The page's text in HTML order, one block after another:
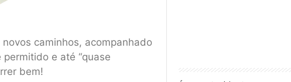
caminhos, acompanhado
e até “quase
bem!